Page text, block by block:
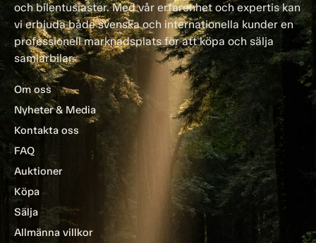
och bilentusiaster. Med vår erfarenhet och expertis kan
vi erbjuda både svenska och internationella kunder en
professionell marknadsplats för att köpa och sälja
samlarbilar.
Om oss
Nyheter & Media
Kontakta oss
FAQ
Auktioner
Köpa
Sälja
Allmänna villkor